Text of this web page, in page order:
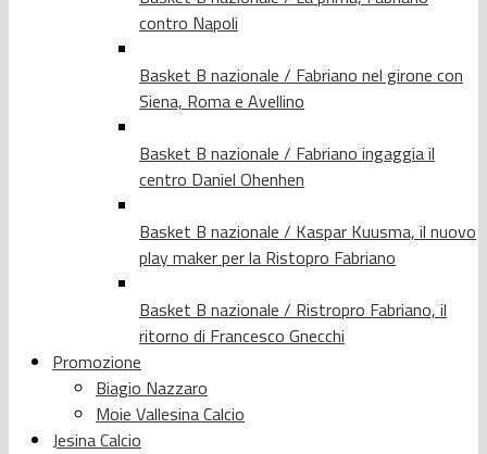
contro Napoli
Basket B nazionale / Fabriano nel girone con
Siena, Roma e Avellino
Basket B nazionale / Fabriano ingaggia il
centro Daniel Ohenhen
Basket B nazionale / Kaspar Kuusma, il nuovo
play maker per la Ristopro Fabriano
Basket B nazionale / Ristropro Fabriano, il
ritorno di Francesco Gnecchi
Promozione
Biagio Nazzaro
Moie Vallesina Calcio
Jesina Calcio